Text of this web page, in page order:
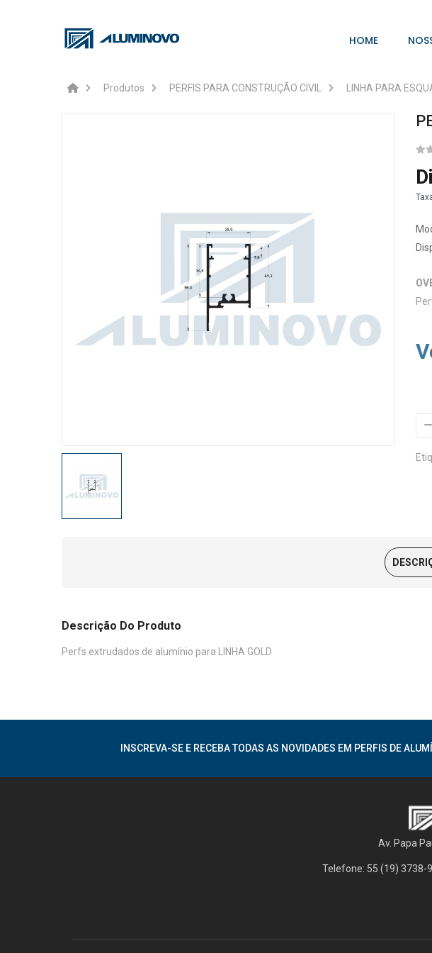
HOME
Produtos PERFIS PARA CONSTRUÇÃO CIVIL LINHA PARA
Descrição Do Produto
Perfs extrudados de alumínio para LINHA GOLD
INSCREVA-SE E RECEBA TODAS AS NOVIDADES EM PERFIS DE
Av. Papa
Telefone: 55 (19) 3738-